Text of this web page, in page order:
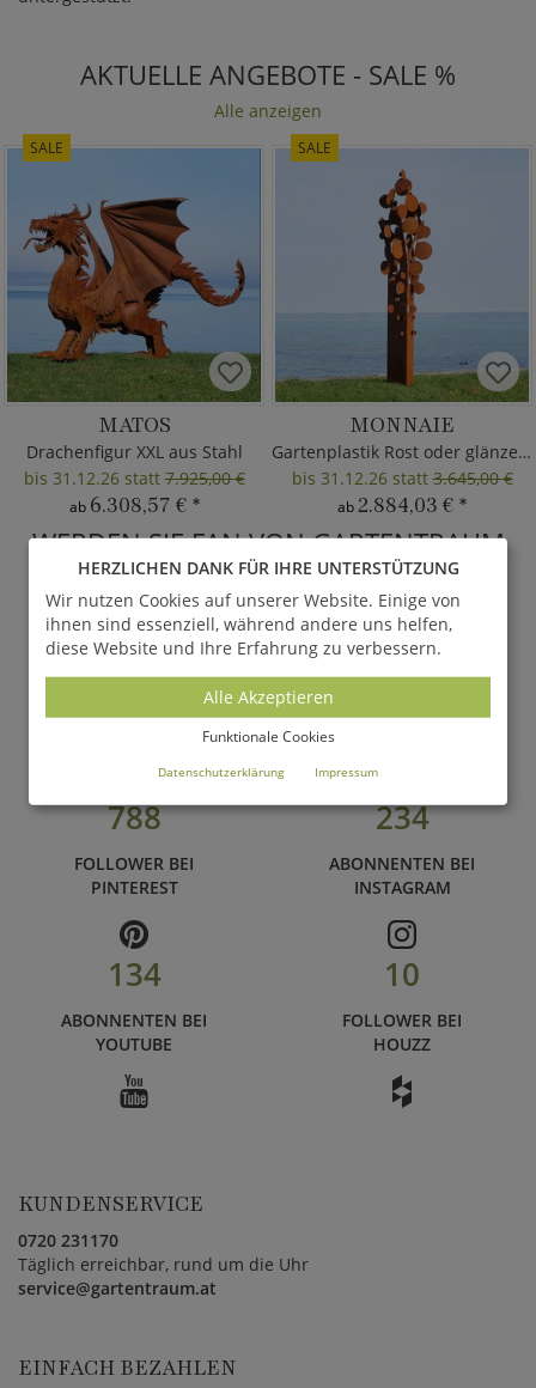
AKTUELLE ANGEBOTE - SALE %
Alle anzeigen
SALE
MATOS
Drachenfigur XXL aus Stahl
bis 31.12.26 statt7.925,00 €
ab 6.308,57 € *
SALE
MONNAIE
Gartenplastik Rost oder glänzend
bis 31.12.26 statt3.645,00 €
ab2.884,03 € *
WERDEN SIE FAN VON GARTENTRAUM
und folgen Sie uns auf unseren zahlreichen Social Media
Kanälen
67.880 895
788
FOLLOWER BEI
PINTEREST
234
ABONNENTEN BEI
INSTAGRAM
134
ABONNENTEN BEI
YOUTUBE
10
FOLLOWER BEI
HOUZZ
KUNDENSERVICE
0720 231170
Täglich erreichbar, rund um die Uhr
service@gartentraum.at
EINFACH BEZAHLEN
HERZLICHEN DANK FÜR IHRE UNTERSTÜTZUNG
Wir nutzen Cookies auf unserer Website. Einige von
ihnen sind essenziell, während andere uns helfen,
diese Website und Ihre Erfahrung zu verbessern.
Alle Akzeptieren
Funktionale Cookies
Datenschutzerklärung Impressum